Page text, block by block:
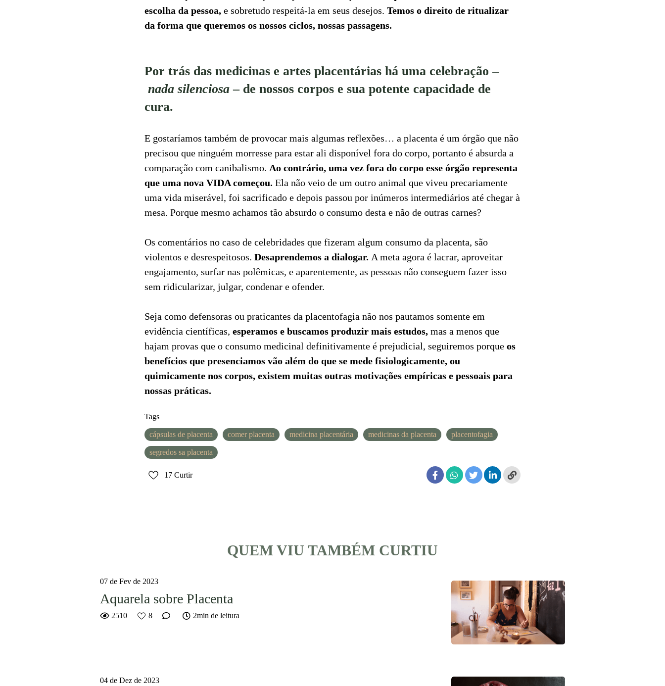
escolha da pessoa, e sobretudo respeitá-la em seus desejos. Temos o direito de ritualizar
da forma que queremos os nossos ciclos, nossas passagens.
Por trás das medicinas e artes placentárias há uma celebração –
nada silenciosa – de nossos corpos e sua potente capacidade de
cura.
E gostaríamos também de provocar mais algumas reflexões… a placenta é um órgão que não
precisou que ninguém morresse para estar ali disponível fora do corpo, portanto é absurda a
comparação com canibalismo. Ao contrário, uma vez fora do corpo esse órgão representa
que uma nova VIDA começou. Ela não veio de um outro animal que viveu precariamente
uma vida miserável, foi sacrificado e depois passou por inúmeros intermediários até chegar à
mesa. Porque mesmo achamos tão absurdo o consumo desta e não de outras carnes?
Os comentários no caso de celebridades que fizeram algum consumo da placenta, são
violentos e desrespeitosos. Desaprendemos a dialogar. A meta agora é lacrar, aproveitar
engajamento, surfar nas polêmicas, e aparentemente, as pessoas não conseguem fazer isso
sem ridicularizar, julgar, condenar e ofender.
Seja como defensoras ou praticantes da placentofagia não nos pautamos somente em
evidência científicas, esperamos e buscamos produzir mais estudos, mas a menos que
hajam provas que o consumo medicinal definitivamente é prejudicial, seguiremos porque os
benefícios que presenciamos vão além do que se mede fisiologicamente, ou
quimicamente nos corpos, existem muitas outras motivações empíricas e pessoais para
nossas práticas.
Tags
cápsulas de placenta comer placenta medicina placentária medicinas da placenta placentofagia
segredos sa placenta
17 Curtir
QUEM VIU TAMBÉM CURTIU
07 de Fev de 2023
Aquarela sobre Placenta
2510 8 2min de leitura
04 de Dez de 2023